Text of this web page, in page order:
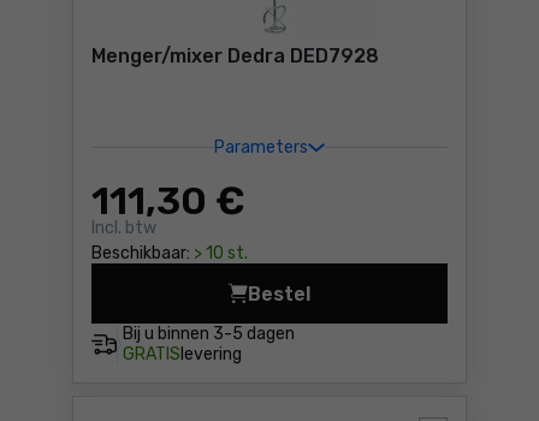
Menger/mixer Dedra DED7928
Parameters
111,30 €
Incl. btw
Beschikbaar: > 10 st.
Bij u binnen 3-5 dagen
GRATIS levering
Bestel
Menger/mixer Dedra